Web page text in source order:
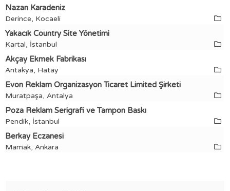
Nazan Karadeniz
Derince, Kocaeli
Yakacık Country Site Yönetimi
Kartal, İstanbul
Akçay Ekmek Fabrikası
Antakya, Hatay
Evon Reklam Organizasyon Ticaret Limited Şirketi
Muratpaşa, Antalya
Poza Reklam Serigrafi ve Tampon Baskı
Pendik, İstanbul
Berkay Eczanesi
Mamak, Ankara